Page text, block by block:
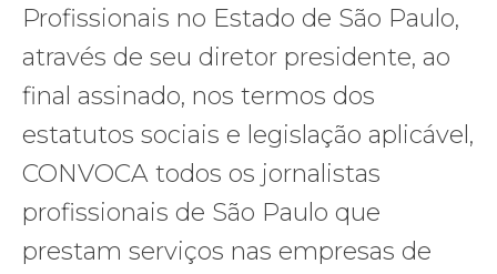
Profissionais no Estado de São Paulo,
através de seu diretor presidente, ao
final assinado, nos termos dos
estatutos sociais e legislação aplicável,
CONVOCA todos os jornalistas
profissionais de São Paulo que
prestam serviços nas empresas de